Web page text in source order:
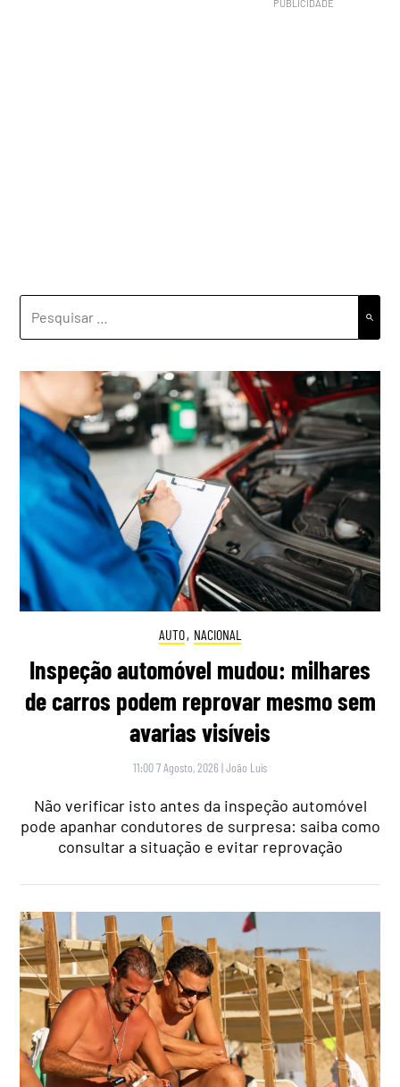
AUTO, NACIONAL
Inspeção automóvel mudou: milhares
de carros podem reprovar mesmo sem
avarias visíveis
11:00 7 Agosto, 2026 |João Luís
Não verificar isto antes da inspeção automóvel
pode apanhar condutores de surpresa: saiba como
consultar a situação e evitar reprovação